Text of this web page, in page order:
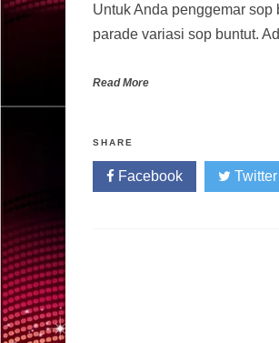
Untuk Anda penggemar
parade variasi sop buntut.
Read More
SHARE
Facebook Twitter